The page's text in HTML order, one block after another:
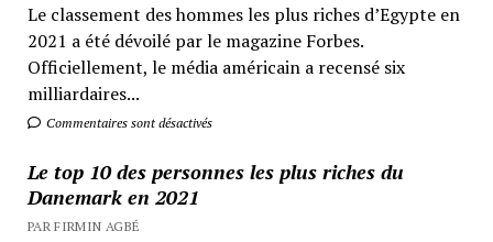
Le classement des hommes les plus riches d’Egypte en
2021 a été dévoilé par le magazine Forbes.
Officiellement, le média américain a recensé six
milliardaires...
Commentaires sont désactivés
Le top 10 des personnes les plus riches du
Danemark en 2021
PAR FIRMIN AGBÉ